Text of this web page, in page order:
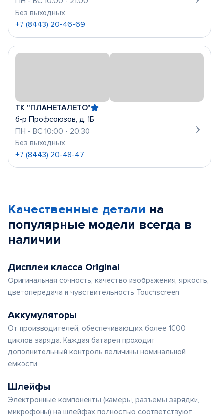
Без выходных
+7 (8443) 20-46-69
ТК "ПЛАНЕТАЛЕТО"
б-р Профсоюзов, д. 1Б
ПН - ВС 10:00 - 20:30
Без выходных
+7 (8443) 20-48-47
Качественные детали на
популярные модели всегда в
наличии
Дисплеи класса Original
Оригинальная сочность, качество изображения, яркость,
цветопередача и чувствительность Touchscreen
Аккумуляторы
От производителей, обеспечивающих более 1000
циклов заряда. Каждая батарея проходит
дополнительный контроль величины номинальной
емкости
Шлейфы
Электронные компоненты (камеры, разъемы зарядки,
микрофоны) на шлейфах полностью соответствуют